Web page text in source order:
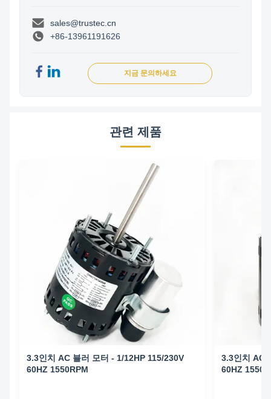
sales@trustec.cn
+86-13961191626
지금 문의하세요
관련 제품
3.3인치 AC 블러 모터 - 1/12HP 115/230V
60HZ 1550RPM
3.3인치 AC
60HZ